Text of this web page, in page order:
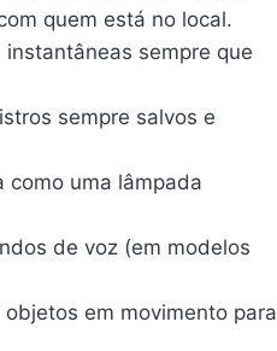
quem está no local.
sempre que
sempre salvos e
como uma lâmpada
de voz (em modelos
em movimento para